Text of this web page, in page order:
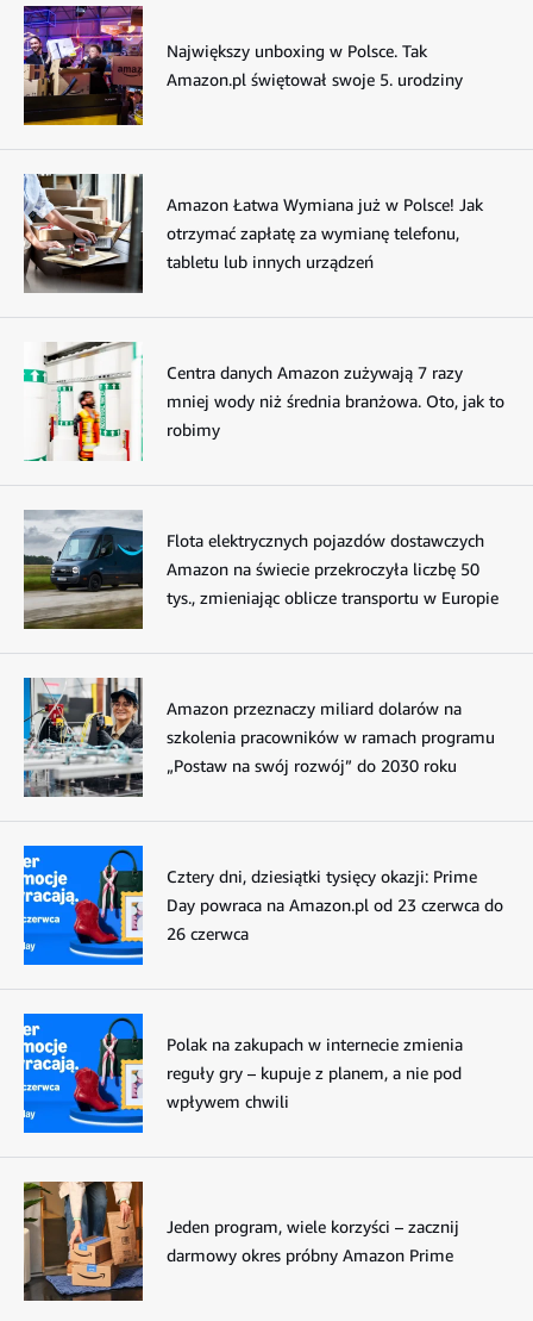
Największy unboxing w Polsce. Tak
Amazon.pl świętował swoje 5. urodziny
Amazon Łatwa Wymiana już w Polsce! Jak
otrzymać zapłatę za wymianę telefonu,
tabletu lub innych urządzeń
Centra danych Amazon zużywają 7 razy
mniej wody niż średnia branżowa. Oto, jak to
robimy
Flota elektrycznych pojazdów dostawczych
Amazon na świecie przekroczyła liczbę 50
tys., zmieniając oblicze transportu w Europie
Amazon przeznaczy miliard dolarów na
szkolenia pracowników w ramach programu
„Postaw na swój rozwój” do 2030 roku
Cztery dni, dziesiątki tysięcy okazji: Prime
Day powraca na Amazon.pl od 23 czerwca do
26 czerwca
Polak na zakupach w internecie zmienia
reguły gry – kupuje z planem, a nie pod
wpływem chwili
Jeden program, wiele korzyści – zacznij
darmowy okres próbny Amazon Prime